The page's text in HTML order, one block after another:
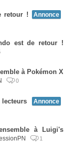
retour !
Annonce
est de retour !
à Pokémon X
0
Annonce
à Luigi's
1